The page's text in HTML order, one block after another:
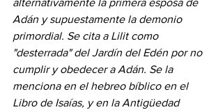
Adán y supuestamente la demonio
primordial. Se cita a Lilit como
"desterrada" del Jardín del Edén por no
cumplir y obedecer a Adán. Se la
menciona en el hebreo bíblico en el
Libro de Isaías, y en la Antigüedad